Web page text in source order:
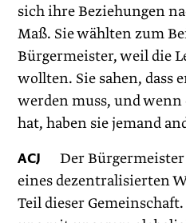
sich ihre Beziehungen
Maß. Sie wählten zum
Bürgermeister, weil die
wollten. Sie sahen, dass
werden muss, und
hat, haben sie jemand
ACJ Der Bürgermeister
eines dezentralisierten
Teil dieser